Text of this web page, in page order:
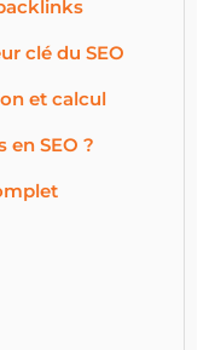
clé du SEO
et calcul
en SEO ?